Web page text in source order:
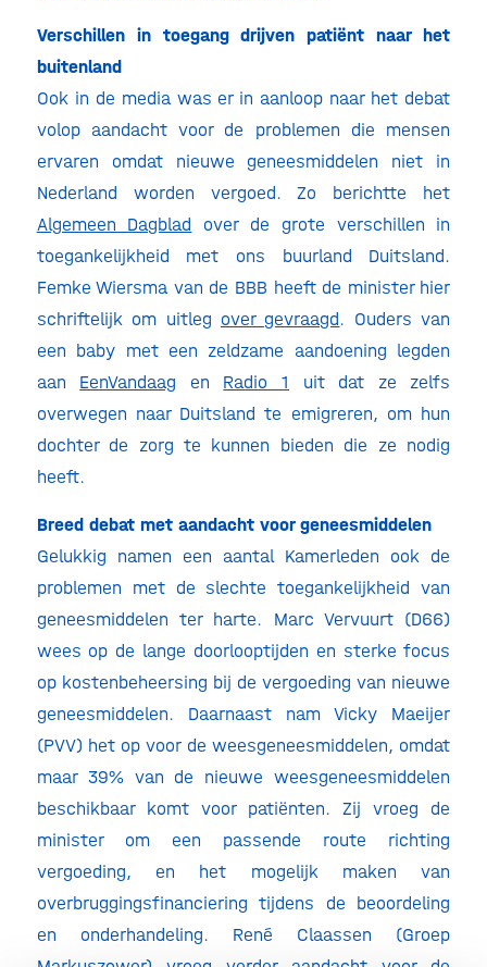
Verschillen in toegang drijven patiënt naar het
buitenland
Ook in de media was er in aanloop naar het debat
volop aandacht voor de problemen die mensen
ervaren omdat nieuwe geneesmiddelen niet in
Nederland worden vergoed. Zo berichtte het
Algemeen Dagblad over de grote verschillen in
toegankelijkheid met ons buurland Duitsland.
Femke Wiersma van de BBB heeft de minister hier
schriftelijk om uitleg over gevraagd. Ouders van
een baby met een zeldzame aandoening legden
aan EenVandaag en Radio 1
uit dat ze zelfs
overwegen naar Duitsland te emigreren, om hun
dochter de zorg te kunnen bieden die ze nodig
heeft.
Breed debat met aandacht voor geneesmiddelen
Gelukkig namen een aantal Kamerleden ook de
problemen met de slechte toegankelijkheid van
geneesmiddelen ter harte. Marc Vervuurt (D66)
wees op de lange doorlooptijden en sterke focus
op kostenbeheersing bij de vergoeding van nieuwe
geneesmiddelen. Daarnaast nam Vicky Maeijer
(PVV) het op voor de weesgeneesmiddelen, omdat
maar 39% van de nieuwe weesgeneesmiddelen
beschikbaar komt voor patiënten. Zij vroeg de
minister om een passende route richting
vergoeding, en het mogelijk maken van
overbruggingsfinanciering tijdens de beoordeling
en onderhandeling. René Claassen (Groep